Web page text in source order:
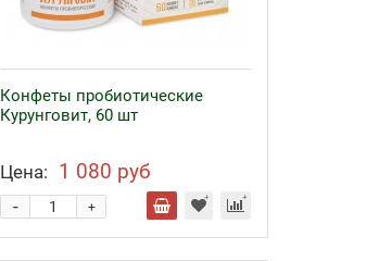
Конфеты пробиотические
Курунговит, 60 шт
Цена: 1 080 руб
+
-